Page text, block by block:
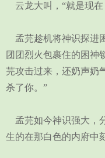
云龙大叫，“就是现在
孟芫趁机将神识探进
团团烈火包裹住的困神
芫攻击过来，还奶声奶
杀了你。”
孟芫如今神识强大，
生的在那白色的内府中